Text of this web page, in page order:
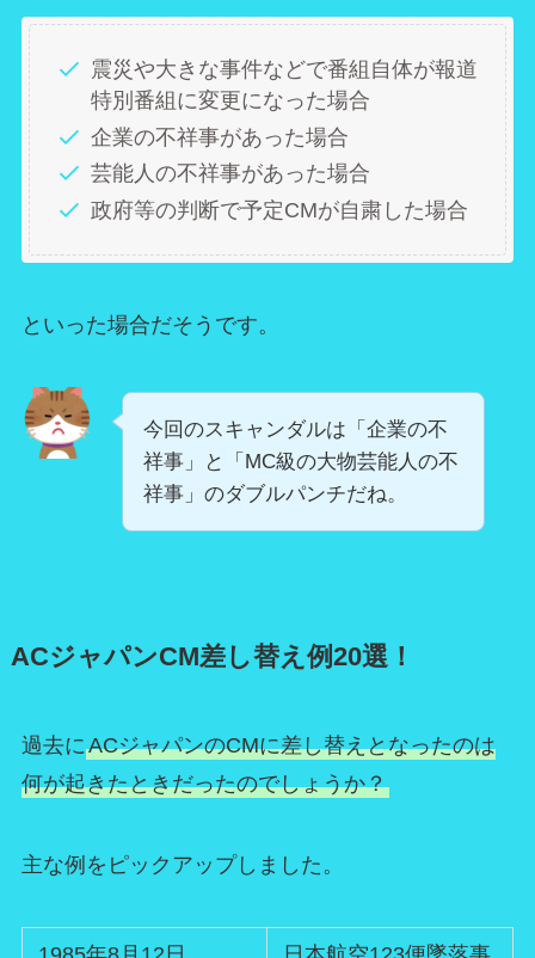
震災や大きな事件などで番組自体が報道
特別番組に変更になった場合
企業の不祥事があった場合
芸能人の不祥事があった場合
政府等の判断で予定CMが自粛した場合
といった場合だそうです。
今回のスキャンダルは「企業の不
祥事」と「MC級の大物芸能人の不
祥事」のダブルパンチだね。
ACジャパンCM差し替え例20選！
過去にACジャパンのCMに差し替えとなったのは
何が起きたときだったのでしょうか？
主な例をピックアップしました。